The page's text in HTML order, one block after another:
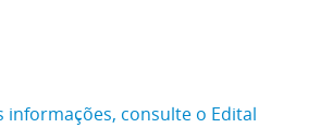
informações, consulte o Edital